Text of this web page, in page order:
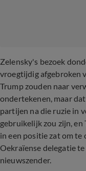
Zelensky's bezoek
vroegtijdig afgebroken
Trump zouden naar
ondertekenen, maar
partijen na die ruzie in
gebruikelijk zou zijn,
in een positie zat om te
Oekraïense delegatie
nieuwszender.